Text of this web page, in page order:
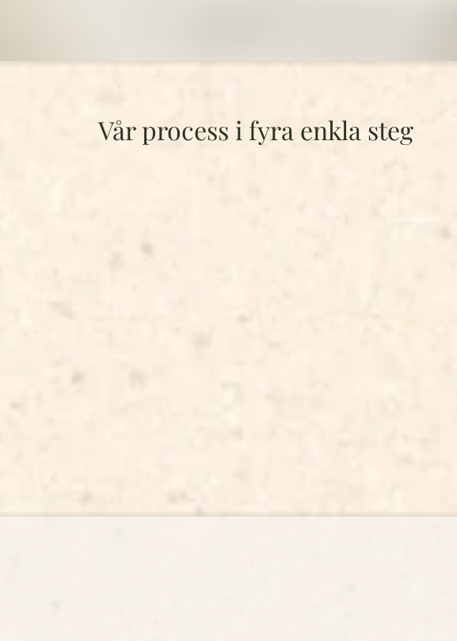
Vår process i fyra enkla steg